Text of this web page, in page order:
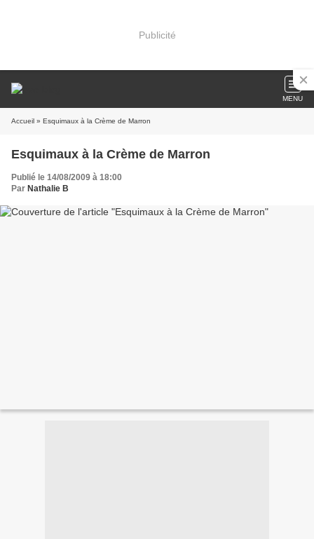
Publicité
MENU
Accueil » Esquimaux à la Crème de Marron
Esquimaux à la Crème de Marron
Publié le 14/08/2009 à 18:00
Par Nathalie B